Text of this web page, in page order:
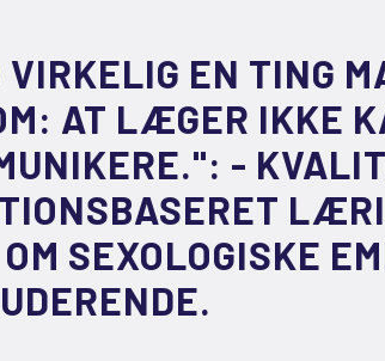
EN TING
AT LÆGER IKKE
-
SEXOLOGISKE